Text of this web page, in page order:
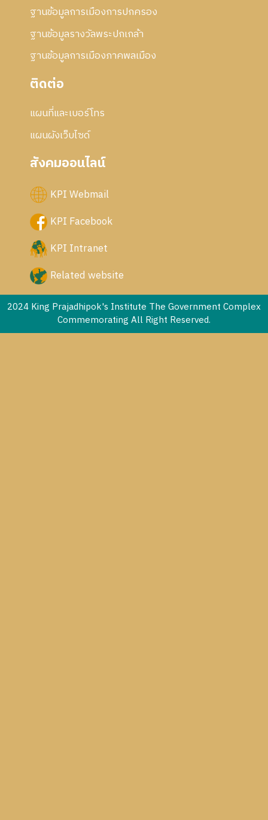
ฐานข้อมูลการเมืองการปกครอง
ฐานข้อมูลรางวัลพระปกเกล้า
ฐานข้อมูลการเมืองภาคพลเมือง
ติดต่อ
แผนที่และเบอร์โทร
แผนผังเว็บไซด์
สังคมออนไลน์
KPI Webmail
KPI Facebook
KPI Intranet
Related website
2024 King Prajadhipok's Institute The Government Complex
Commemorating All Right Reserved.